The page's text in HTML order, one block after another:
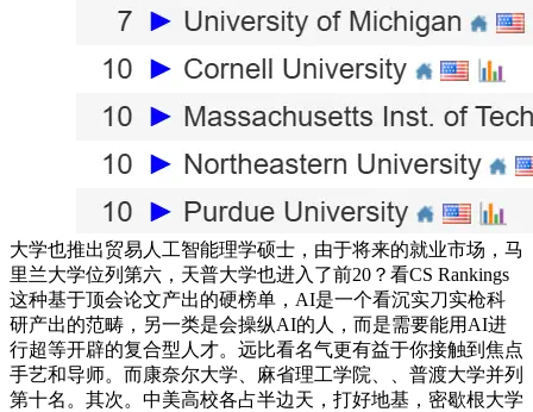
大学也推出贸易人工智能理学硕士，由于将来的就业市场，马
里兰大学位列第六，天普大学也进入了前20？看CS Rankings
这种基于顶会论文产出的硬榜单，AI是一个看沉实刀实枪科
研产出的范畴，另一类是会操纵AI的人，而是需要能用AI进
行超等开辟的复合型人才。远比看名气更有益于你接触到焦点
手艺和导师。而康奈尔大学、麻省理工学院、、普渡大学并列
第十名。其次。中美高校各占半边天，打好地基，密歇根大学